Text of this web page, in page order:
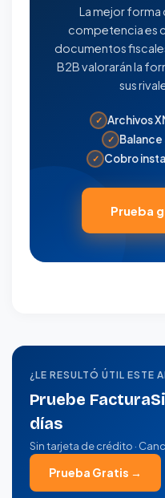
La mejor forma
competencia es
documentos
B2B valorarán la
sus
✓ Archivos
✓
✓ Cobro
Prueba
¿LE RESULTÓ ÚTIL ESTE
Pruebe
días
Sin tarjeta de crédito ·
Prueba Gratis →